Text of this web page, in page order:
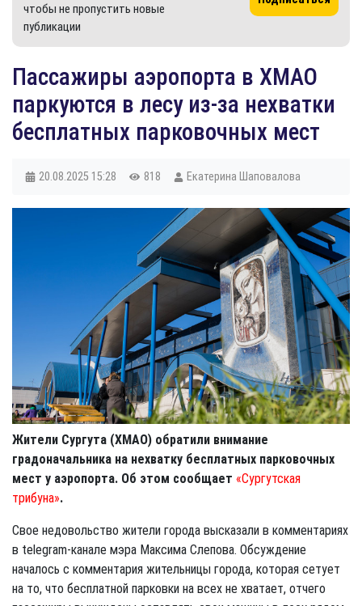
чтобы не пропустить новые
публикации
Пассажиры аэропорта в ХМАО
паркуются в лесу из-за нехватки
бесплатных парковочных мест
20.08.2025 15:28 818 Екатерина Шаповалова
Жители Сургута (ХМАО) обратили внимание
градоначальника на нехватку бесплатных парковочных
мест у аэропорта. Об этом сообщает «Сургутская
трибуна».
Свое недовольство жители города высказали в комментариях
в telegram-канале мэра Максима Слепова. Обсуждение
началось с комментария жительницы города, которая сетует
на то, что бесплатной парковки на всех не хватает, отчего